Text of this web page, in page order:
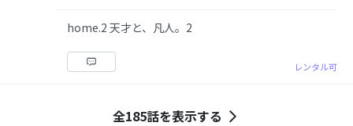
home.2 天才と、凡人。2
レンタル可
全185話を表示する